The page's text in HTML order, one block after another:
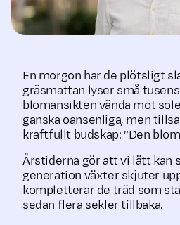
En morgon har de plötsligt
gräsmattan lyser små
blomansikten vända mot
ganska oansenliga, men
kraftfullt budskap: ”Den
Årstiderna gör att vi lätt kan
generation växter skjuter
kompletterar de träd som
sedan flera sekler tillbaka.